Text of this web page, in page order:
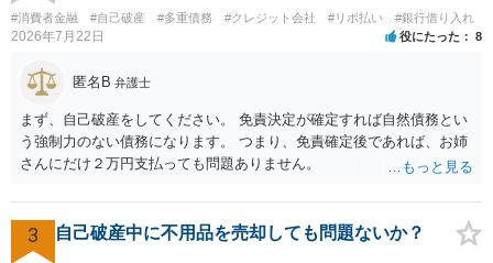
に対し、電話をかけ、電報を送達し、若しくはファクシミリ装置を用
いて送信し、又は訪問する方法により、当該債務を弁済することを要
かわらず、更にこれらの方法で当該債務を弁済することを要求するこ
処分申請、不退去罪が成立すれば警察に通報などの対応が考えられま
す。ご参考にしてください。
#消費者金融 #自己破産 #多重債務 #クレジット会社 #リボ払い #銀行借り入れ
2026年7月22日 役にたった 8
匿名B 弁護士
まず、自己破産をしてください。 免責決定が確定すれば自然債務とい
う強制力のない債務になります。 つまり、免責確定後であれば、お姉
さんにだけ２万円支払っても問題ありません。
3 自己破産中に不用品を売却しても問題ないか？